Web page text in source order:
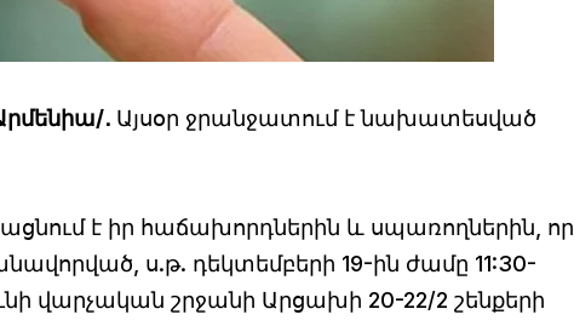
․ Այսօր ջրանջատում է նախատեսված
է իր հաճախորդներին և սպառողներին, որ
ս.թ. դեկտեմբերի 19-ին ժամը 11:30-
վարչական շրջանի Արցախի 20-22/2 շենքերի